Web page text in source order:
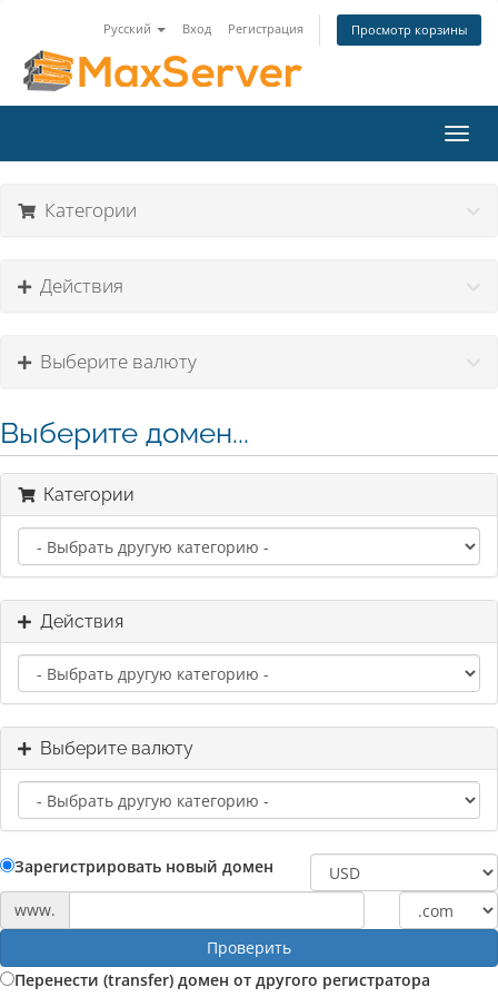
Русский Вход Регистрация Просмотр корзины
Категории
Действия
Выберите валюту
Выберите домен...
Категории
Действия
Выберите валюту
Зарегистрировать новый домен
www.
Проверить
Перенести (transfer) домен от другого регистратора